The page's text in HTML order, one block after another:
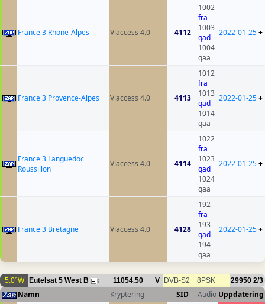
France 3 Rhone-Alpes Viaccess 4.0 4112
1002
fra
1003
qad
1004
qaa
2022-01-25+
France 3 Provence-Alpes Viaccess 4.0 4113
1012
fra
1013
qad
1014
qaa
2022-01-25+
France 3 Languedoc
Roussillon
Viaccess 4.0 4114
1022
fra
1023
qad
1024
qaa
2022-01-25+
France 3 Bretagne Viaccess 4.0 4128
192
fra
193
qad
194
qaa
2022-01-25+
5.0°W Eutelsat 5 West B 8 11054.50 V DVB-S2 8PSK 29950 2/3
Namn Kryptering SID Audio Uppdatering